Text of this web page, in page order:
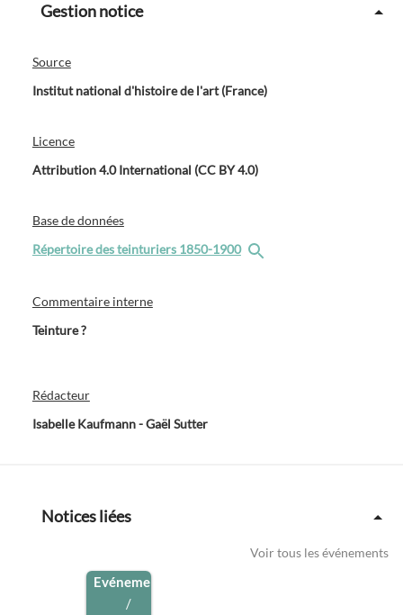
Gestion notice
Source
Institut national d'histoire de l'art (France)
Licence
Attribution 4.0 International (CC BY 4.0)
Base de données
Répertoire des teinturiers 1850-1900
Commentaire interne
Teinture ?
Rédacteur
Isabelle Kaufmann - Gaël Sutter
Notices liées
Voir tous les événements
Evénement
/